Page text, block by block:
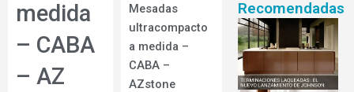
medida
– CABA
– AZ
Mesadas
ultracompacto
a medida –
CABA –
AZstone
Recomendadas